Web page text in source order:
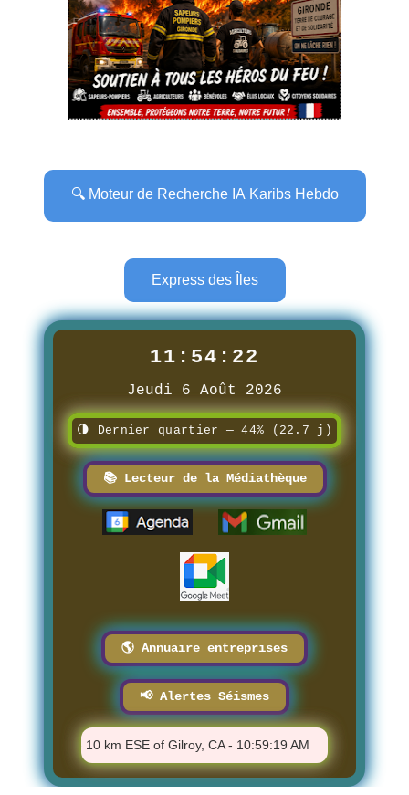
🔍 Moteur de Recherche IA Karibs Hebdo
Express des Îles
11:54:24
Jeudi 6 Août 2026
🌗 Dernier quartier — 44% (22.7 j)
📚 Lecteur de la Médiathèque
🌎 Annuaire entreprises
📢 Alertes Séismes
⚠️ M 1.4 - 10 km ESE of Gilroy, CA - 10:59:19 AM